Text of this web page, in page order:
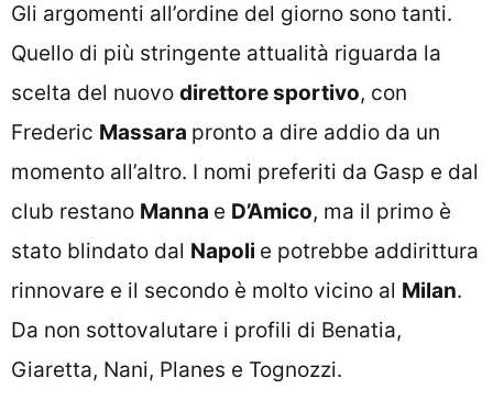
Gli argomenti all’ordine del giorno sono tanti.
Quello di più stringente attualità riguarda la
scelta del nuovo direttore sportivo, con
Frederic Massara pronto a dire addio da un
momento all’altro. I nomi preferiti da Gasp e dal
club restano Manna e D’Amico, ma il primo è
stato blindato dal Napoli e potrebbe addirittura
rinnovare e il secondo è molto vicino al Milan.
Da non sottovalutare i profili di Benatia,
Giaretta, Nani, Planes e Tognozzi.